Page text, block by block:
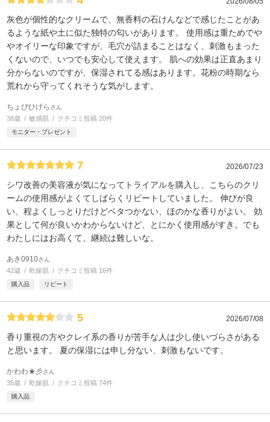
灰色が個性的なクリームで、無香料の石けんなどで感じたことがあ
るような紙や土に似た独特の匂いがあります。 使用感は重ためでや
やオイリーな印象ですが、毛穴が詰まることはなく、刺激もまった
くないので、いつでも安心して使えます。 肌への効果は正直あまり
分からないのですが、保湿されてる感はあります。花粉の時期なら
荒れから守ってくれそうな気がします。
ちょびひげら さん
38歳 敏感肌 クチコミ投稿 20件
モニター・プレゼント
7 2026/07/23
シワ改善の美容液が気になってトライアルを購入し、こちらのクリ
ームの使用感がよくてしばらくリピートしていました。 伸びが良
い、程よくしっとりだけどベタつかない、ほのかな香りがよい。 効
果として何が良いかわからないけど、とにかく使用感がすき。でも
わたしにはお高くて、継続は難しいな。
あき0910さん
42歳 乾燥肌 クチコミ投稿 16件
購入品 リピート
5 2026/07/08
香り重視の方やクレイ系の香りが苦手な人は少し使いづらさがある
と思います。 夏の保湿には申し分ない、刺激もないです。
かわわ★彡さん
35歳 乾燥肌 クチコミ投稿 74件
購入品